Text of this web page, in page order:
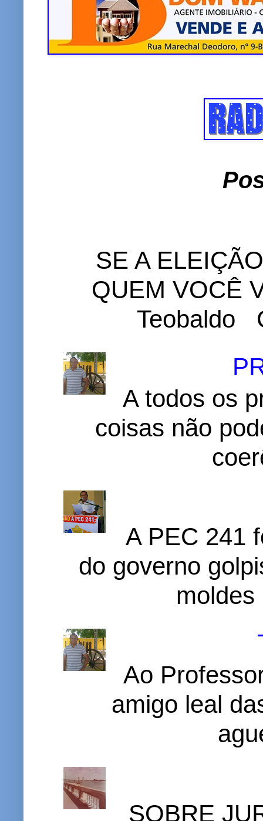
p
SE A
QUEM VOCÊ
Teobaldo
A todos os
coisas não
A PEC 241
do governo
Ao
amigo leal
SOBRE